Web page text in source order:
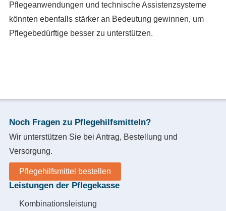
Pflegeanwendungen und technische Assistenzsysteme
könnten ebenfalls stärker an Bedeutung gewinnen, um
Pflegebedürftige besser zu unterstützen.
Noch Fragen zu Pflegehilfsmitteln?
Wir unterstützen Sie bei Antrag, Bestellung und
Versorgung.
Pflegehilfsmittel bestellen
Leistungen der Pflegekasse
Kombinationsleistung